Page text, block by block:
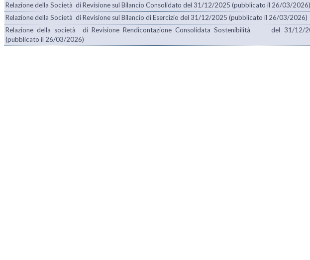
Relazione della Società di Revisione sul Bilancio Consolidato del 31/12/2025 (pubblicato il 26/03/2026)
Relazione della Società di Revisione sul Bilancio di Esercizio del 31/12/2025 (pubblicato il 26/03/2026)
Relazione della società di Revisione Rendicontazione Consolidata Sostenibilità del 31/12/
(pubblicato il 26/03/2026)